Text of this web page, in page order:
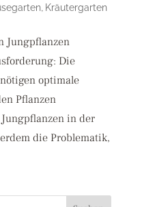
, Kräutergarten
Jungpflanzen
Die
optimale
Pflanzen
in der
die Problematik,